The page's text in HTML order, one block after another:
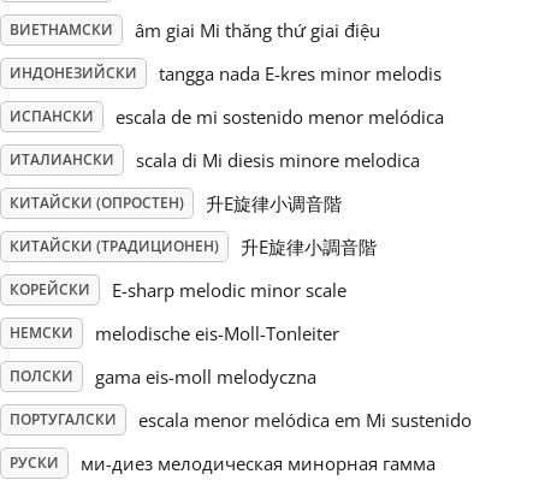
Svenska
Tiếng Việt
Türkçe
Українська
简体中文
ВИЕТНАМСКИ âm giai Mi thăng thứ giai điệu
ИНДОНЕЗИЙСКИ tangga nada E-kres minor melodis
ИСПАНСКИ escala de mi sostenido menor melódica
ИТАЛИАНСКИ scala di Mi diesis minore melodica
КИТАЙСКИ (ОПРОСТЕН) 升E旋律小调音階
КИТАЙСКИ (ТРАДИЦИОНЕН) 升E旋律小調音階
КОРЕЙСКИ E-sharp melodic minor scale
НЕМСКИ melodische eis-Moll-Tonleiter
ПОЛСКИ gama eis-moll melodyczna
ПОРТУГАЛСКИ escala menor melódica em Mi sustenido
РУСКИ ми-диез мелодическая минорная гамма